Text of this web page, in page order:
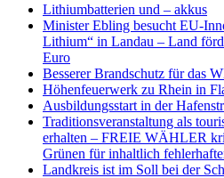
Lithiumbatterien und – akkus
Minister Ebling besucht EU-
Lithium“ in Landau – Land
Euro
Besserer Brandschutz für das
Höhenfeuerwerk zu Rhein in
Ausbildungsstart in der
Traditionsveranstaltung als
erhalten – FREIE WÄHLER
Grünen für inhaltlich
Landkreis ist im Soll bei der